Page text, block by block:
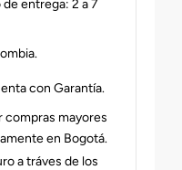
entrega: 2 a 7
con Garantía.
compras mayores
en Bogotá.
a tráves de los